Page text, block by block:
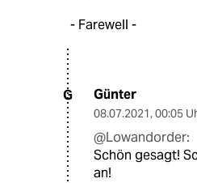
- Farewell -
G Günter
08.07.2021, 00:05
@Lowandorder:
Schön gesagt!
an!